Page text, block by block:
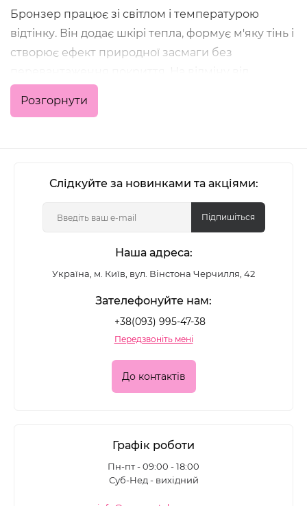
Бронзер працює зі світлом і температурою
відтінку. Він додає шкірі тепла, формує м'яку тінь і
створює ефект природної засмаги без
контурингу, який імітує холодну тінь, бронзер
підкреслює риси обличчя теплим підтоном і
вирівнювання тону і прибирає ефект "плаского"
Формати та текстури
сухі бронзери - універсальні, добре
нашаровуються і підходять для жирної та
комбінованої шкіри;
кремові - дають м'якший перехід і комфортні
для сухої шкіри;
матові - створюють природний ефект без
світлового акценту.
Вибір залежить від типу шкіри, інтенсивності
Розгорнути
Слідкуйте за новинками та акціями:
Підпишіться
Наша адреса:
Україна, м. Київ, вул. Вінстона Черчилля, 42
Зателефонуйте нам:
+38(093) 995-47-38
Передзвоніть мені
До контактів
Графік роботи
Пн-пт - 09:00 - 18:00
Суб-Нед - вихідний